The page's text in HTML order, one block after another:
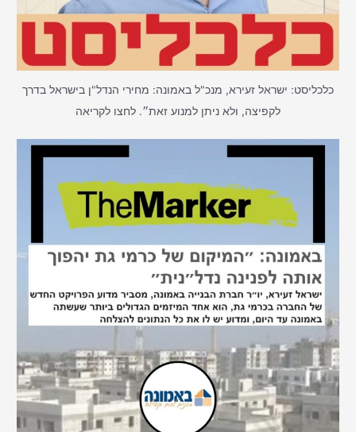
כלכליסט: ישראל זעירא, מנכ"ל באמונה: מחירי הנדל"ן בישראל בדרך
לקפיצה, ולא ניתן למנוע זאת״. לחצו לקריאה